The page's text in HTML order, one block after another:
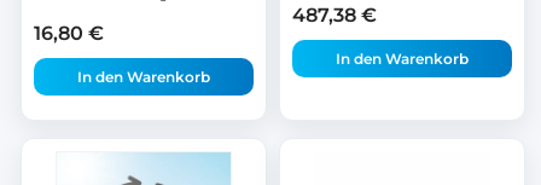
16,80 €
In den Warenkorb
487,38 €
In den Warenkorb